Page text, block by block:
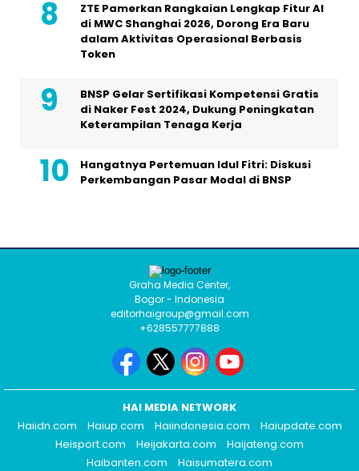
ZTE Pamerkan Rangkaian Lengkap Fitur AI
di MWC Shanghai 2026, Dorong Era Baru
dalam Aktivitas Operasional Berbasis
Token
BNSP Gelar Sertifikasi Kompetensi Gratis
di Naker Fest 2024, Dukung Peningkatan
Keterampilan Tenaga Kerja
Hangatnya Pertemuan Idul Fitri: Diskusi
Perkembangan Pasar Modal di BNSP
Graha Media Center,
Bogor - Indonesia
editorhaigroup@gmail.com
+628557777888
HAI MEDIA NETWORK
Haiidn.com
Haiup.com Haiindonesia.com
Haiupdate.com
Heisport.com
Heijakarta.com
Haijateng.com
Haibanten.com
Haisumatera.com